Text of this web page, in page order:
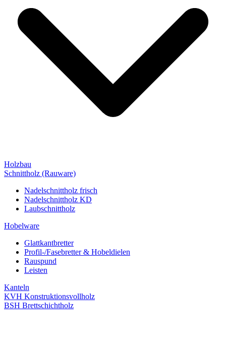
Holzbau
Schnittholz (Rauware)
Nadelschnittholz frisch
Nadelschnittholz KD
Laubschnittholz
Hobelware
Glattkantbretter
Profil-/Fasebretter & Hobeldielen
Rauspund
Leisten
Kanteln
KVH Konstruktionsvollholz
BSH Brettschichtholz